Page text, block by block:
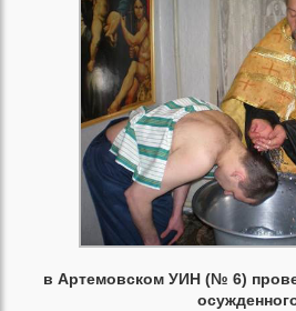
в Артемовском УИН (№ 6)